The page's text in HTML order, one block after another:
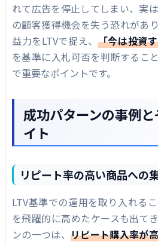
れて広告を停止してしまい、実
の顧客獲得機会を失う恐れがあ
益力をLTVで捉え、 「今は投資
を基準に入札可否を判断するこ
で重要なポイントです。
成功パターンの事例
イト
リピート率の高い商品への
LTV基準での運用を取り入れる
を飛躍的に高めたケースも出て
ンの一つは、 リピート購入率が